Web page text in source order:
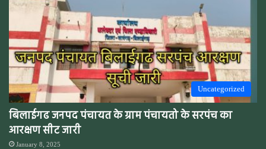
Uncategorized
बिलाईगढ जनपद पंचायत के ग्राम पंचायतो के सरपंच का
आरक्षण सीट जारी
January 8, 2025